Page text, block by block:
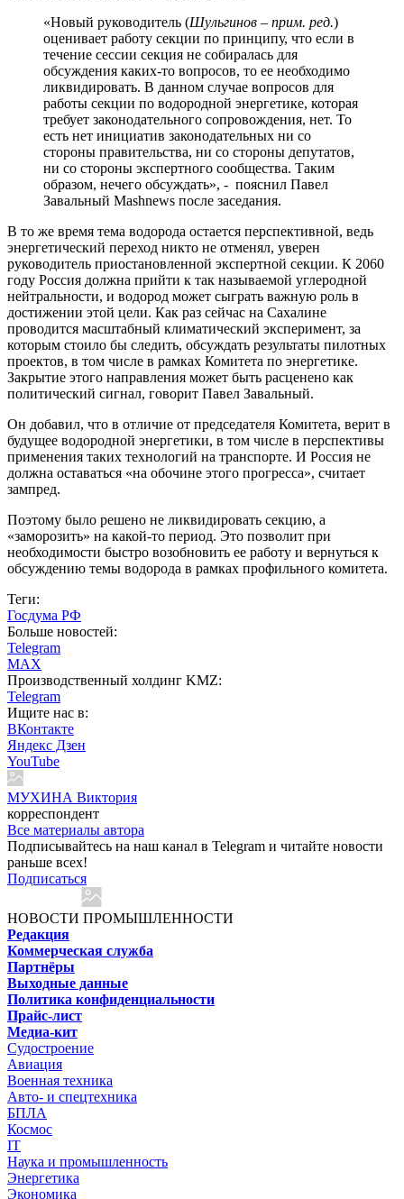
«Новый руководитель (Шульгинов – прим. ред.)
оценивает работу секции по принципу, что если в
течение сессии секция не собиралась для
обсуждения каких-то вопросов, то ее необходимо
ликвидировать. В данном случае вопросов для
работы секции по водородной энергетике, которая
требует законодательного сопровождения, нет. То
есть нет инициатив законодательных ни со
стороны правительства, ни со стороны депутатов,
ни со стороны экспертного сообщества. Таким
образом, нечего обсуждать», - пояснил Павел
Завальный Mashnews после заседания.
В то же время тема водорода остается перспективной, ведь
энергетический переход никто не отменял, уверен
руководитель приостановленной экспертной секции. К 2060
году Россия должна прийти к так называемой углеродной
нейтральности, и водород может сыграть важную роль в
достижении этой цели. Как раз сейчас на Сахалине
проводится масштабный климатический эксперимент, за
которым стоило бы следить, обсуждать результаты пилотных
проектов, в том числе в рамках Комитета по энергетике.
Закрытие этого направления может быть расценено как
политический сигнал, говорит Павел Завальный.
Он добавил, что в отличие от председателя Комитета, верит в
будущее водородной энергетики, в том числе в перспективы
применения таких технологий на транспорте. И Россия не
должна оставаться «на обочине этого прогресса», считает
зампред.
Поэтому было решено не ликвидировать секцию, а
«заморозить» на какой-то период. Это позволит при
необходимости быстро возобновить ее работу и вернуться к
обсуждению темы водорода в рамках профильного комитета.
Теги:
Госдума РФ
Больше новостей:
Telegram
MAX
Производственный холдинг KMZ:
Telegram
Ищите нас в:
ВКонтакте
Яндекс Дзен
YouTube
МУХИНА Виктория
корреспондент
Все материалы автора
Подписывайтесь на наш канал в Telegram и читайте новости
раньше всех!
Подписаться
НОВОСТИ ПРОМЫШЛЕННОСТИ
Редакция
Коммерческая служба
Партнёры
Выходные данные
Политика конфиденциальности
Прайс-лист
Медиа-кит
Судостроение
Авиация
Военная техника
Авто- и спецтехника
БПЛА
Космос
IT
Наука и промышленность
Энергетика
Экономика